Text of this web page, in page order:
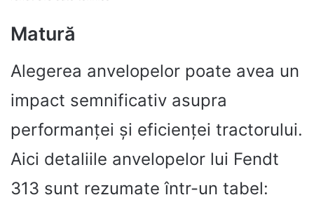
Matură
Alegerea anvelopelor poate avea un
impact semnificativ asupra
performanței și eficienței tractorului.
Aici detaliile anvelopelor lui Fendt
313 sunt rezumate într-un tabel: